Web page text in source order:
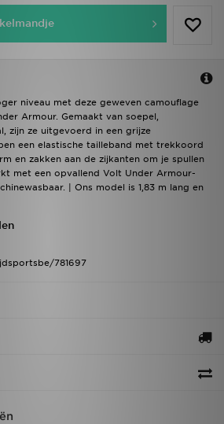
niveau met deze geweven camouflage
Armour. Gemaakt van soepel,
zijn ze uitgevoerd in een grijze
een elastische tailleband met trekkoord
en zakken aan de zijkanten om je spullen
met een opvallend Volt Under Armour-
| Ons model is 1,83 m lang en
781697